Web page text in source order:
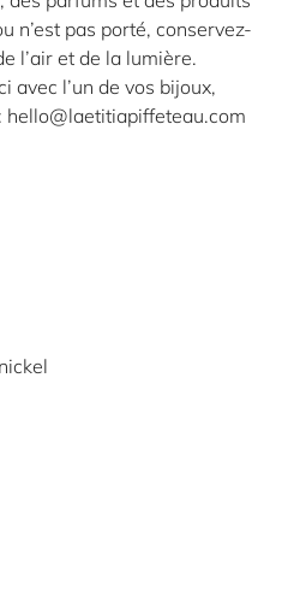
n’est pas porté, conservez-
l’air et de la lumière.
avec l’un de vos bijoux,